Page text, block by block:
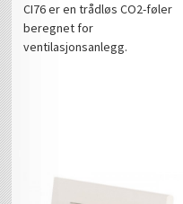
CI76 er en trådløs CO2-føler
beregnet for
ventilasjonsanlegg.